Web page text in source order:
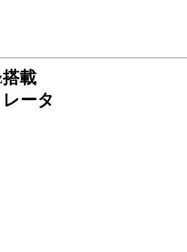
載
ータ